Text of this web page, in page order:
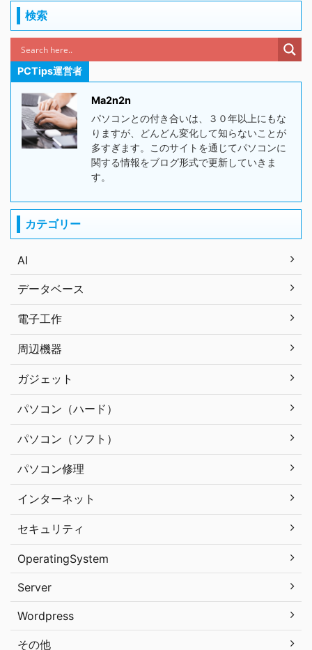
検索
PCTips運営者
Ma2n2n
パソコンとの付き合いは、３０年以上にもな
りますが、どんどん変化して知らないことが
多すぎます。このサイトを通じてパソコンに
関する情報をブログ形式で更新していきま
す。
カテゴリー
AI
データベース
電子工作
周辺機器
ガジェット
パソコン（ハード）
パソコン（ソフト）
パソコン修理
インターネット
セキュリティ
OperatingSystem
Server
Wordpress
その他